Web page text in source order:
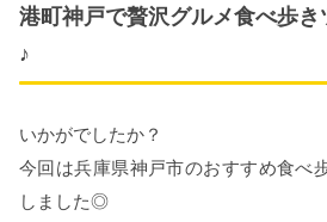
港町神戸で贅沢グルメ食べ歩
♪
いかがでしたか？
今回は兵庫県神戸市のおすすめ食べ
しました◎